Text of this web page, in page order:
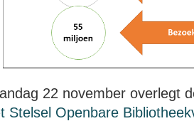
22 november overlegt
Stelsel Openbare